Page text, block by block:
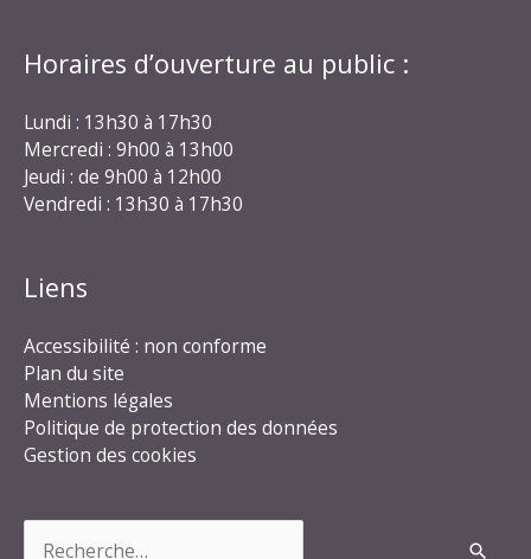
Horaires d’ouverture au public :
Lundi : 13h30 à 17h30
Mercredi : 9h00 à 13h00
Jeudi : de 9h00 à 12h00
Vendredi : 13h30 à 17h30
Liens
Accessibilité : non conforme
Plan du site
Mentions légales
Politique de protection des données
Gestion des cookies